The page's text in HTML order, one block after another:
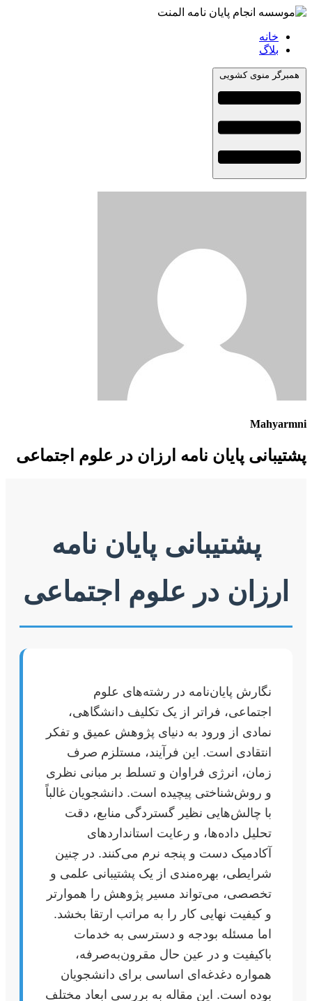
خانه
بلاگ
همبرگر منوی کشویی
پایان نامه ارزان در علوم اجتماعی
پشتیبانی پایان نامه
ارزان در علوم اجتماعی
نگارش پایان‌نامه در رشته‌های علوم
اجتماعی، فراتر از یک تکلیف دانشگاهی،
نمادی از ورود به دنیای پژوهش عمیق و تفکر
انتقادی است. این فرآیند، مستلزم صرف
زمان، انرژی فراوان و تسلط بر مبانی نظری
و روش‌شناختی پیچیده است. دانشجویان غالباً
با چالش‌هایی نظیر گستردگی منابع، دقت
تحلیل داده‌ها، و رعایت استانداردهای
آکادمیک دست و پنجه نرم می‌کنند. در چنین
شرایطی، بهره‌مندی از یک پشتیبانی علمی و
تخصصی، می‌تواند مسیر پژوهش را هموارتر
و کیفیت نهایی کار را به مراتب ارتقا بخشد.
اما مسئله بودجه و دسترسی به خدمات
باکیفیت و در عین حال مقرون‌به‌صرفه،
همواره دغدغه‌ای اساسی برای دانشجویان
بوده است. این مقاله به بررسی ابعاد مختلف